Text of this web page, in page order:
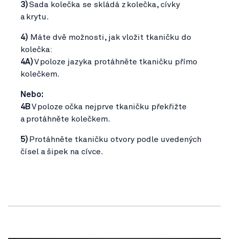
3)Sada kolečka se skládá z kolečka, cívky
a krytu.
4) Máte dvě možnosti, jak vložit tkaničku do
kolečka:
4A)V poloze jazyka protáhněte tkaničku přímo
kolečkem.
Nebo:
4BV poloze očka nejprve tkaničku překřižte
a protáhněte kolečkem.
5) Protáhněte tkaničku otvory podle uvedených
čísel a šipek na cívce.